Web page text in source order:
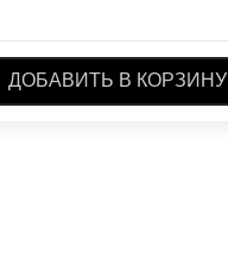
ДОБАВИТЬ В КОРЗИНУ